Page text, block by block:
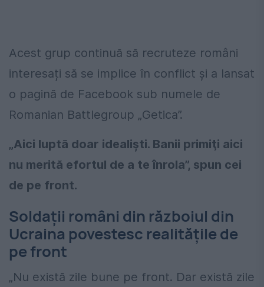
Acest grup continuă să recruteze români
interesați să se implice în conflict și a lansat
o pagină de Facebook sub numele de
Romanian Battlegroup „Getica”.
„Aici luptă doar idealişti. Banii primiţi aici
nu merită efortul de a te înrola”, spun cei
de pe front.
Soldații români din războiul din
Ucraina povestesc realitățile de
pe front
„Nu există zile bune pe front. Dar există zile